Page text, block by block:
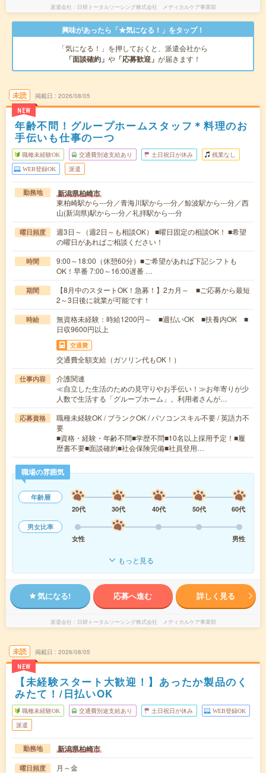
派遣会社 日研トータルソーシング株式会社 メディカルケア事業部
興味があったら「★気になる！」をタップ！
「気になる！」を押しておくと、派遣会社から
「面談確約」 や 「応募歓迎」 が届きます！
未読
NEW
掲載日 2026/08/05
年齢不問！グループホームスタッフ＊料理のお
手伝いも仕事の一つ
職種未経験OK 交通費別途支給あり 土日祝日が休み 残業なし
WEB登録OK 派遣
勤務地 新潟県柏崎市
東柏崎駅から---分／青海川駅から---分／鯨波駅から---分／西
山(新潟県)駅から---分／礼拝駅から---分
曜日頻度
週3日～（週2日～も相談OK） ■曜日固定の相談OK！ ■希望
の曜日があればご相談ください！
時間
9:00～18:00（休憩60分）■ご希望があれば下記シフトも
OK！早番 7:00～16:00遅番 …
期間
【8月中のスタートOK！急募！】2カ月～ ■ご応募から最短
2～3日後に就業が可能です！
時給
無資格未経験：時給1200円～ ■週払いOK ■扶養内OK ■
日収9600円以上
交通費
交通費全額支給（ガソリン代もOK！）
仕事内容
介護関連
≪自立した生活のための見守りやお手伝い！≫お年寄りが少
人数で生活する「グループホーム」。利用者さんが…
応募資格
職種未経験OK / ブランクOK / パソコンスキル不要 / 英語力不
要
■資格・経験・年齢不問■学歴不問■10名以上採用予定！■履
歴書不要■面談確約■社会保険完備■社員登用…
職場の雰囲気
年齢層
20代
30代 40代 50代
60代
男女比率
女性
男性
もっと見る
気になる! 応募へ進む 詳しく見る
派遣会社 日研トータルソーシング株式会社 メディカルケア事業部
未読
NEW
掲載日 2026/08/05
【未経験スタート大歓迎！】あったか製品のく
みたて！/日払いOK
職種未経験OK 交通費別途支給あり 土日祝日が休み WEB登録OK
派遣
勤務地 新潟県柏崎市
曜日頻度 月～金